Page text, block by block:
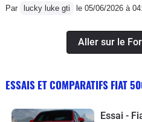
Par lucky luke gti le 05/06/2026 à
Aller sur le
ESSAIS ET COMPARATIFS FIAT
Essai -